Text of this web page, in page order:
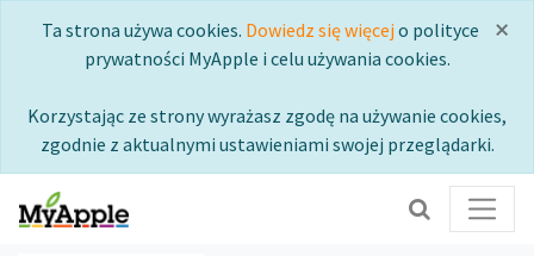
×
Ta strona używa cookies. Dowiedz się więcej o polityce
prywatności MyApple i celu używania cookies.
Korzystając ze strony wyrażasz zgodę na używanie cookies,
zgodnie z aktualnymi ustawieniami swojej przeglądarki.